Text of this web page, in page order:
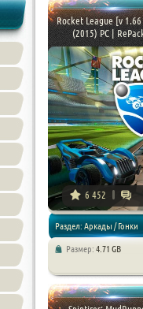
Rocket League [v 1.66
(2015) PC |
6 452
Раздел: Аркады / Гонки
Размер: 4.71 GB